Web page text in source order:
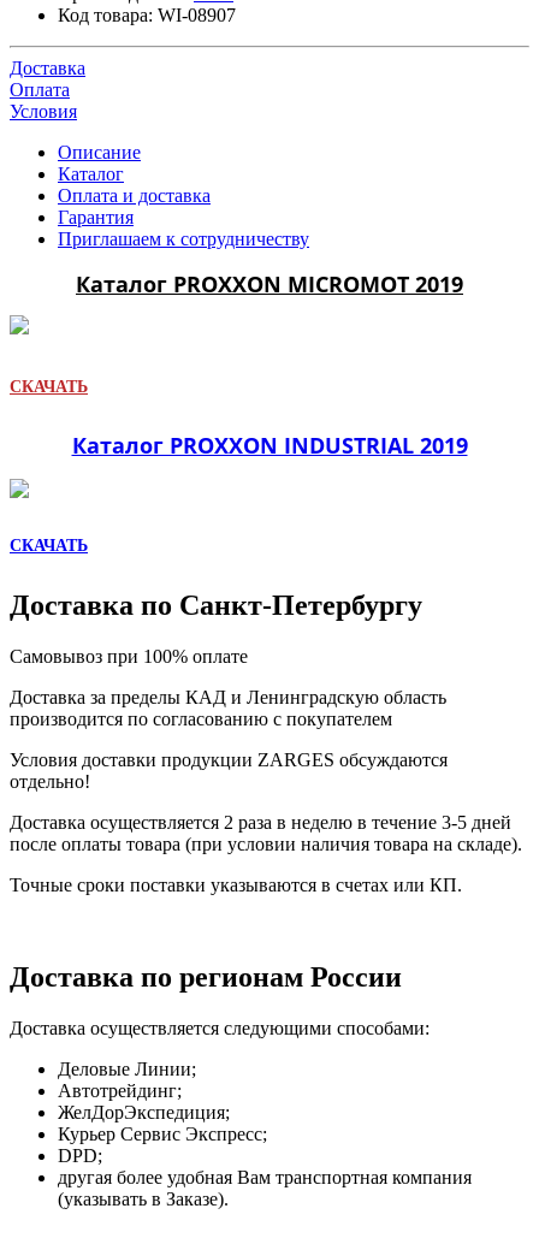
Код товара: WI-08907
Доставка
Оплата
Условия
Описание
Каталог
Оплата и доставка
Гарантия
Приглашаем к сотрудничеству
Каталог PROXXON MICROMOT 2019
СКАЧАТЬ
Каталог PROXXON INDUSTRIAL 2019
СКАЧАТЬ
Доставка по Санкт-Петербургу
Самовывоз при 100% оплате
Доставка за пределы КАД и Ленинградскую область
производится по согласованию с покупателем
Условия доставки продукции ZARGES обсуждаются
отдельно!
Доставка осуществляется 2 раза в неделю в течение 3-5 дней
после оплаты товара (при условии наличия товара на складе).
Точные сроки поставки указываются в счетах или КП.
Доставка по регионам России
Доставка осуществляется следующими способами:
Деловые Линии;
Автотрейдинг;
ЖелДорЭкспедиция;
Курьер Сервис Экспресс;
DPD;
другая более удобная Вам транспортная компания
(указывать в Заказе).